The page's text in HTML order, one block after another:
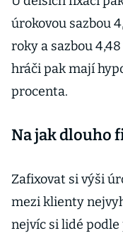
úrokovou sazbou
roky a sazbou
hráči pak mají
procenta.
Na jak dlouho
Zafixovat si výši
mezi klienty
nejvíc si lidé